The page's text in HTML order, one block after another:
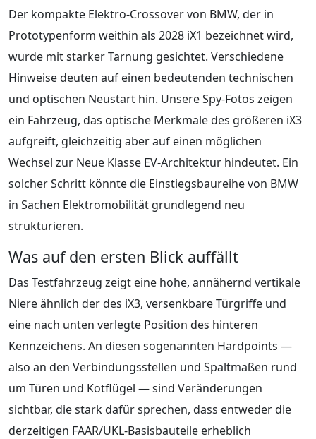
Der kompakte Elektro-Crossover von BMW, der in
Prototypenform weithin als 2028 iX1 bezeichnet wird,
wurde mit starker Tarnung gesichtet. Verschiedene
Hinweise deuten auf einen bedeutenden technischen
und optischen Neustart hin. Unsere Spy-Fotos zeigen
ein Fahrzeug, das optische Merkmale des größeren iX3
aufgreift, gleichzeitig aber auf einen möglichen
Wechsel zur Neue Klasse EV-Architektur hindeutet. Ein
solcher Schritt könnte die Einstiegsbaureihe von BMW
in Sachen Elektromobilität grundlegend neu
strukturieren.
Was auf den ersten Blick auffällt
Das Testfahrzeug zeigt eine hohe, annähernd vertikale
Niere ähnlich der des iX3, versenkbare Türgriffe und
eine nach unten verlegte Position des hinteren
Kennzeichens. An diesen sogenannten Hardpoints —
also an den Verbindungsstellen und Spaltmaßen rund
um Türen und Kotflügel — sind Veränderungen
sichtbar, die stark dafür sprechen, dass entweder die
derzeitigen FAAR/UKL-Basisbauteile erheblich